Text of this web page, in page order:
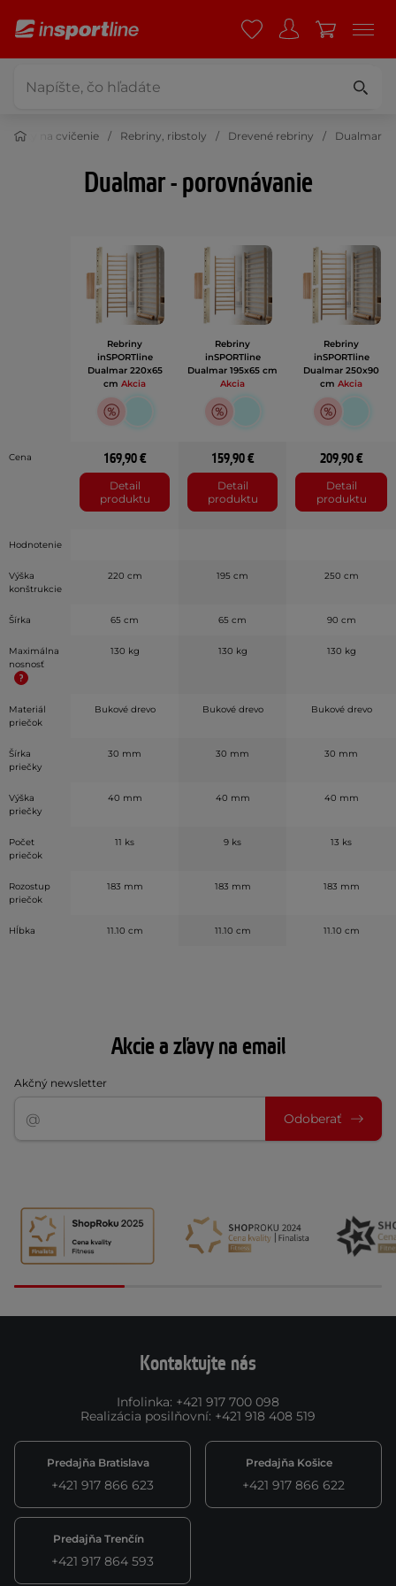
na cvičenie Rebriny, ribstoly Drevené rebriny Dualmar
Dualmar - porovnávanie
Rebriny
inSPORTline
Dualmar 220x65
cm Akcia
Rebriny
inSPORTline
Dualmar 195x65 cm
Akcia
Rebriny
inSPORTline
Dualmar 250x90
cm Akcia
Cena 169,90 €
Detail
produktu
159,90 €
Detail
produktu
209,90 €
Detail
produktu
Hodnotenie
Výška
konštrukcie
220 cm 195 cm 250 cm
Šírka 65 cm 65 cm 90 cm
Maximálna
nosnosť
130 kg 130 kg 130 kg
Materiál
priečok
Bukové drevo Bukové drevo Bukové drevo
Šírka
priečky
30 mm 30 mm 30 mm
Výška
priečky
40 mm 40 mm 40 mm
Počet
priečok
11 ks 9 ks 13 ks
Rozostup
priečok
183 mm 183 mm 183 mm
Hĺbka 11.10 cm 11.10 cm 11.10 cm
Akcie a zľavy na email
Akčný newsletter
Odoberať
Kontaktujte nás
Infolinka: +421 917 700 098
Realizácia posilňovní: +421 918 408 519
Predajňa Bratislava
+421 917 866 623
Predajňa Košice
+421 917 866 622
Predajňa Trenčín
+421 917 864 593